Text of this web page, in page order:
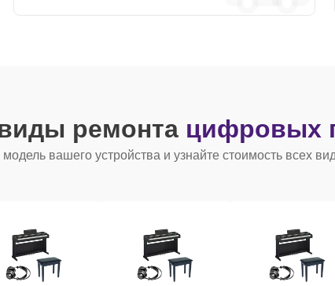
ремонта цифровых
вашего устройства и узнайте стоимость всех